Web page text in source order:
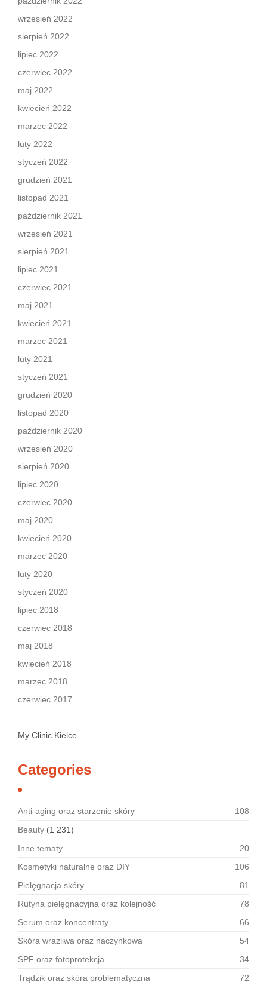
wrzesień 2022
sierpień 2022
lipiec 2022
czerwiec 2022
maj 2022
kwiecień 2022
marzec 2022
luty 2022
styczeń 2022
grudzień 2021
listopad 2021
październik 2021
wrzesień 2021
sierpień 2021
lipiec 2021
czerwiec 2021
maj 2021
kwiecień 2021
marzec 2021
luty 2021
styczeń 2021
grudzień 2020
listopad 2020
październik 2020
wrzesień 2020
sierpień 2020
lipiec 2020
czerwiec 2020
maj 2020
kwiecień 2020
marzec 2020
luty 2020
styczeń 2020
lipiec 2018
czerwiec 2018
maj 2018
kwiecień 2018
marzec 2018
czerwiec 2017
My Clinic Kielce
Categories
Anti-aging oraz starzenie skóry
108
Beauty (1 231)
Inne tematy
20
Kosmetyki naturalne oraz DIY
106
Pielęgnacja skóry
81
Rutyna pielęgnacyjna oraz kolejność
78
Serum oraz koncentraty
66
Skóra wrażliwa oraz naczynkowa
54
SPF oraz fotoprotekcja
34
Trądzik oraz skóra problematyczna
72